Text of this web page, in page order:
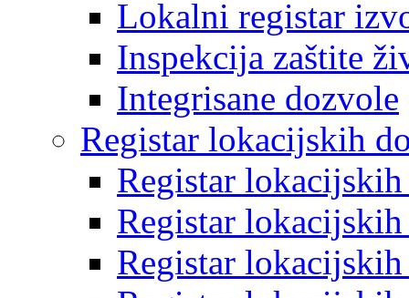
Lokalni registar
Inspekcija zaštite
Integrisane dozvole
Registar lokacijskih
Registar
Registar
Registar